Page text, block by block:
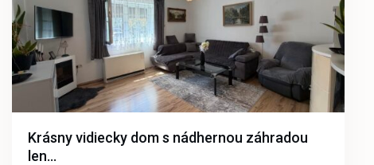
Krásny vidiecky dom s nádhernou záhradou
len...